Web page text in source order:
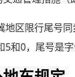
地区限行尾号
和0，尾号是